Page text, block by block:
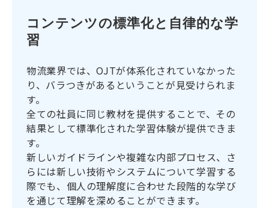
コンテンツの標準化と自律的な学
習
物流業界では、OJTが体系化されていなかった
り、バラつきがあるということが見受けられま
す。
全ての社員に同じ教材を提供することで、その
結果として標準化された学習体験が提供できま
す。
新しいガイドラインや複雑な内部プロセス、さ
らには新しい技術やシステムについて学習する
際でも、個人の理解度に合わせた段階的な学び
を通じて理解を深めることができます。